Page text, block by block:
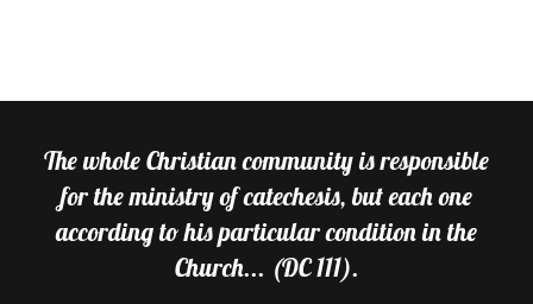
The whole Christian community is responsible
for the ministry of catechesis, but each one
according to his particular condition in the
Church... (DC 111).